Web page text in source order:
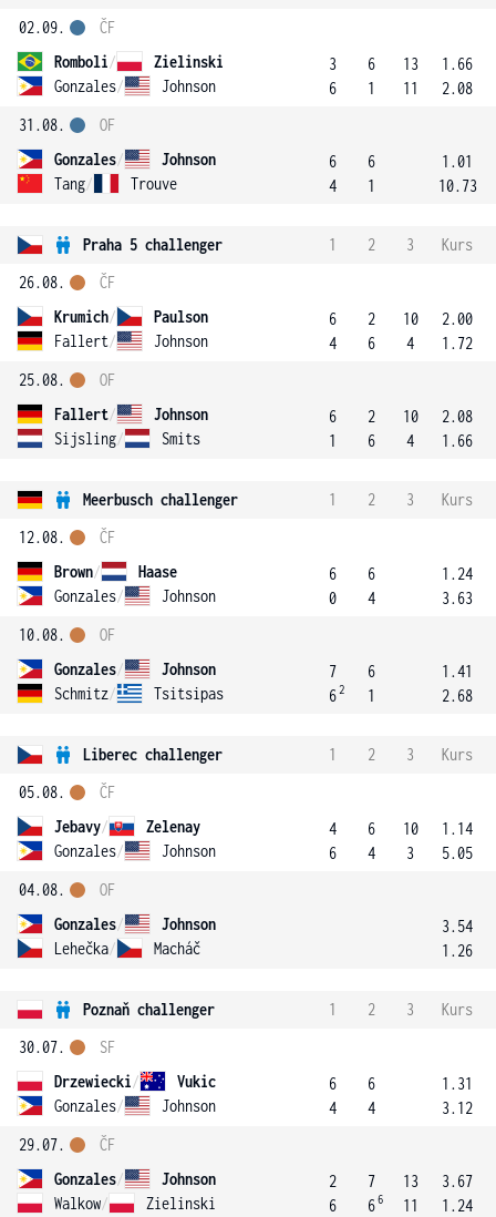
02.09.
Romboli/
Zielinski
Gonzales/ Johnson
ČF
3
6
6
1
13
11
1.66
2.08
31.08.
Gonzales/
Johnson
Tang/ Trouve
OF
6
4
6
1
1.01
10.73
Praha 5 challenger 1 2 3
Kurs
26.08.
Krumich/
Paulson
Fallert/ Johnson
ČF
6
4
2
6
10
4
2.00
1.72
25.08.
Fallert/
Johnson
Sijsling/ Smits
OF
6
1
2
6
10
4
2.08
1.66
Meerbusch challenger 1 2 3
Kurs
12.08.
Brown/
Haase
Gonzales/ Johnson
ČF
6
0
6
4
1.24
3.63
10.08.
Gonzales/
Johnson
Schmitz/ Tsitsipas
OF
7
62
6
1
1.41
2.68
Liberec challenger 1 2 3
Kurs
05.08.
Jebavy/
Zelenay
Gonzales/ Johnson
ČF
4
6
6
4
10
3
1.14
5.05
04.08.
Gonzales/
Johnson
Lehečka/ Macháč
OF
3.54
1.26
Poznaň challenger 1 2 3
Kurs
30.07.
Drzewiecki/
Vukic
Gonzales/ Johnson
SF
6
4
6
4
1.31
3.12
29.07.
Gonzales/
Johnson
Walkow/ Zielinski
ČF
2
6
7
66
13
11
3.67
1.24